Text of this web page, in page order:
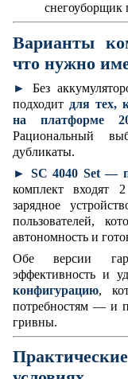
снегоуборщик
Варианты
что нужно
► Без
подходит для тех,
на платформе
Рациональный
дубликаты.
► SC 4040 Set —
комплект входят
зарядное
пользователей,
автономность и
Обе версии
эффективность и
конфигурацию,
потребностям — и
гривны.